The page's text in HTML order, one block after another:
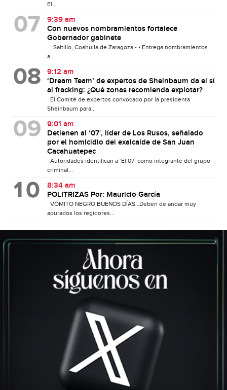
El...
9:39 am
Con nuevos nombramientos fortalece
Gobernador gabinete
Saltillo, Coahuila de Zaragoza.- • Entrega nombramientos
a...
9:12 am
‘Dream Team’ de expertos de Sheinbaum da el sí
al fracking: ¿Qué zonas recomienda explotar?
El Comité de expertos convocado por la presidenta
Sheinbaum para...
9:01 am
Detienen al ‘07′, líder de Los Rusos, señalado
por el homicidio del exalcalde de San Juan
Cacahuatepec
Autoridades identifican a ‘El 07’ como integrante del grupo
criminal...
8:34 am
POLITRIZAS Por: Mauricio García
VÓMITO NEGRO BUENOS DÍAS…Deben de andar muy
apurados los regidores...